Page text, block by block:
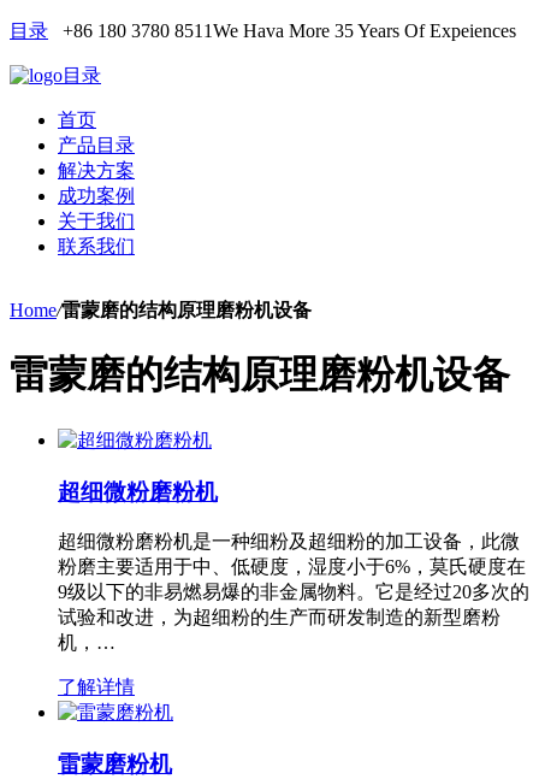
目录 +86 180 3780 8511We Hava More 35 Years Of Expeiences
目录
首页
产品目录
解决方案
成功案例
关于我们
联系我们
Home/雷蒙磨的结构原理磨粉机设备
雷蒙磨的结构原理磨粉机设备
超细微粉磨粉机
超细微粉磨粉机是一种细粉及超细粉的加工设备，此微
粉磨主要适用于中、低硬度，湿度小于6%，莫氏硬度在
9级以下的非易燃易爆的非金属物料。它是经过20多次的
试验和改进，为超细粉的生产而研发制造的新型磨粉
机，…
了解详情
雷蒙磨粉机